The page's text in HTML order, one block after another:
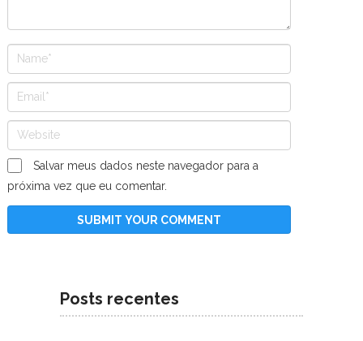
Salvar meus dados neste navegador para a
próxima vez que eu comentar.
Posts recentes